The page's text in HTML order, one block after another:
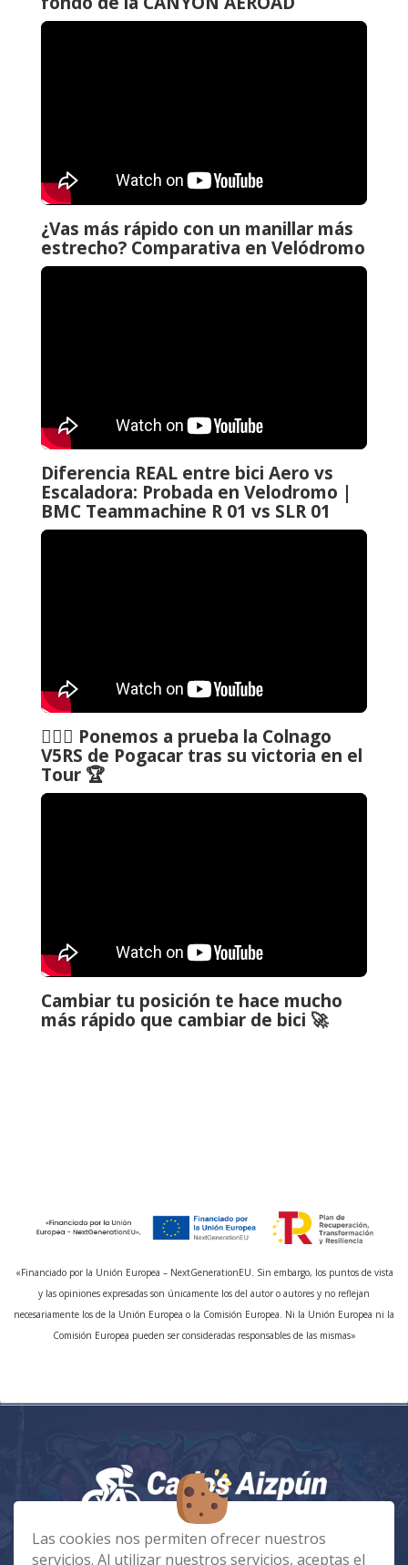
Las cookies nos permiten ofrecer nuestros
servicios. Al utilizar nuestros servicios, aceptas el
¿Vas más rápido con un manillar más
estrecho? Comparativa en Velódromo
Diferencia REAL entre bici Aero vs
Escaladora: Probada en Velodromo |
BMC Teammachine R 01 vs SLR 01
🚴🏼‍♂️ Ponemos a prueba la Colnago
V5RS de Pogacar tras su victoria en el
Tour 🏆
Cambiar tu posición te hace mucho
más rápido que cambiar de bici 🚀
«Financiado por la Unión Europea – NextGenerationEU. Sin embargo, los puntos de vista
y las opiniones expresadas son únicamente los del autor o autores y no reflejan
necesariamente los de la Unión Europea o la Comisión Europea. Ni la Unión Europea ni la
Comisión Europea pueden ser consideradas responsables de las mismas»
info@carlosaizpun.com